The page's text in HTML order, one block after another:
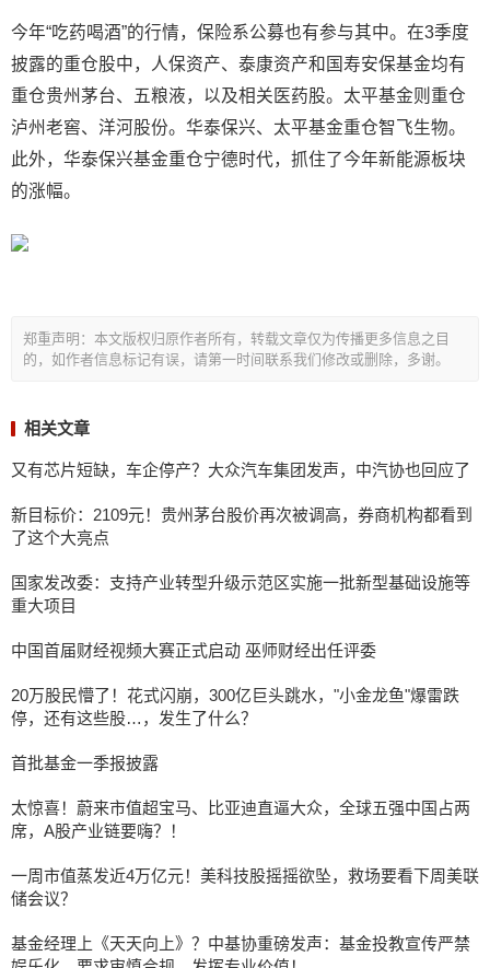
今年“吃药喝酒”的行情，保险系公募也有参与其中。在3季度
披露的重仓股中，人保资产、泰康资产和国寿安保基金均有
重仓贵州茅台、五粮液，以及相关医药股。太平基金则重仓
泸州老窖、洋河股份。华泰保兴、太平基金重仓智飞生物。
此外，华泰保兴基金重仓宁德时代，抓住了今年新能源板块
的涨幅。
郑重声明：本文版权归原作者所有，转载文章仅为传播更多信息之目
的，如作者信息标记有误，请第一时间联系我们修改或删除，多谢。
相关文章
又有芯片短缺，车企停产？大众汽车集团发声，中汽协也回应了
新目标价：2109元！贵州茅台股价再次被调高，券商机构都看到
了这个大亮点
国家发改委：支持产业转型升级示范区实施一批新型基础设施等
重大项目
中国首届财经视频大赛正式启动 巫师财经出任评委
20万股民懵了！花式闪崩，300亿巨头跳水，"小金龙鱼"爆雷跌
停，还有这些股…，发生了什么？
首批基金一季报披露
太惊喜！蔚来市值超宝马、比亚迪直逼大众，全球五强中国占两
席，A股产业链要嗨？！
一周市值蒸发近4万亿元！美科技股摇摇欲坠，救场要看下周美联
储会议？
基金经理上《天天向上》？中基协重磅发声：基金投教宣传严禁